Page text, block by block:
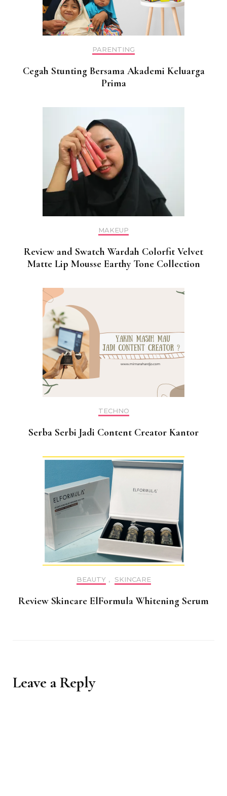
PARENTING
Cegah Stunting Bersama Akademi Keluarga
Prima
MAKEUP
Review and Swatch Wardah Colorfit Velvet
Matte Lip Mousse Earthy Tone Collection
TECHNO
Serba Serbi Jadi Content Creator Kantor
BEAUTY , SKINCARE
Review Skincare ElFormula Whitening Serum
Leave a Reply